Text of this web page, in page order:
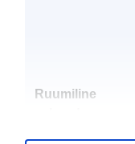
Ruumiline